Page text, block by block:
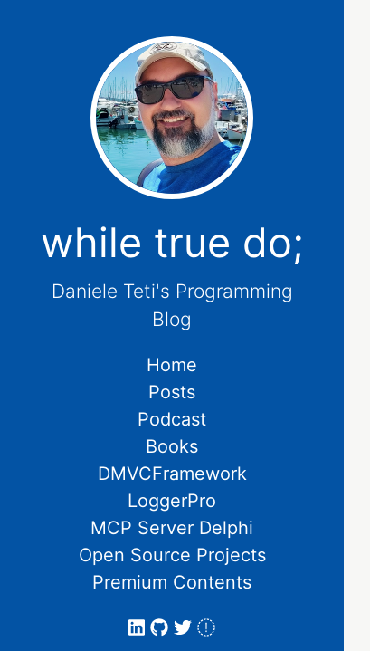
while true do;
Daniele Teti's Programming
Blog
Home
Posts
Podcast
Books
DMVCFramework
LoggerPro
MCP Server Delphi
Open Source Projects
Premium Contents